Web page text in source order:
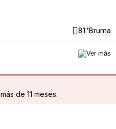
81°Bruma
de 11 meses.